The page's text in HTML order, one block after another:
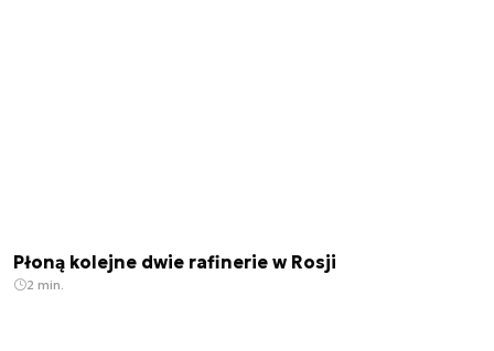
Płoną kolejne dwie rafinerie w Rosji
2 min.